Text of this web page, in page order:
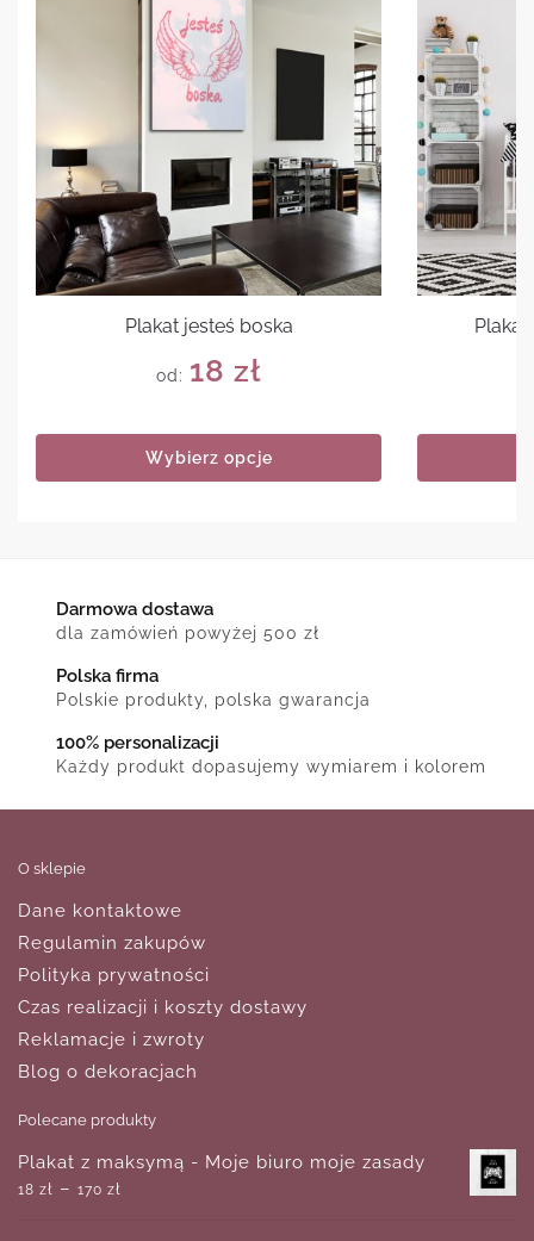
Plakat jesteś boska
od: 18 zł
Wybierz opcje
Darmowa dostawa
dla zamówień powyżej 500 zł
Polska firma
Polskie produkty, polska gwarancja
100% personalizacji
Każdy produkt dopasujemy wymiarem i kolorem
O sklepie
Dane kontaktowe
Regulamin zakupów
Polityka prywatności
Czas realizacji i koszty dostawy
Reklamacje i zwroty
Blog o dekoracjach
Polecane produkty
Plakat z maksymą - Moje biuro moje zasady
18 zł – 170 zł